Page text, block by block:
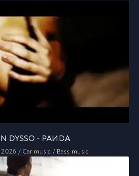
DYSSO - PAИDA
2026 / Car music / Bass music